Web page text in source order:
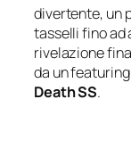
divertente, un
tasselli fino ad
rivelazione
da un
Death SS.